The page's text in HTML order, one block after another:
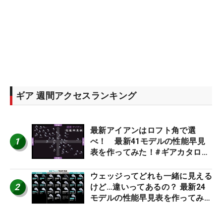
ギア 週間アクセスランキング
1
最新アイアンはロフト角で選
べ！ 最新41モデルの性能早見
表を作ってみた！#ギアカタログ
2
ウェッジってどれも一緒に見える
けど…違いってあるの？ 最新24
モデルの性能早見表を作ってみ